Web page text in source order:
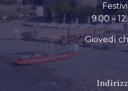
Festivi
9.00 –
Giovedì